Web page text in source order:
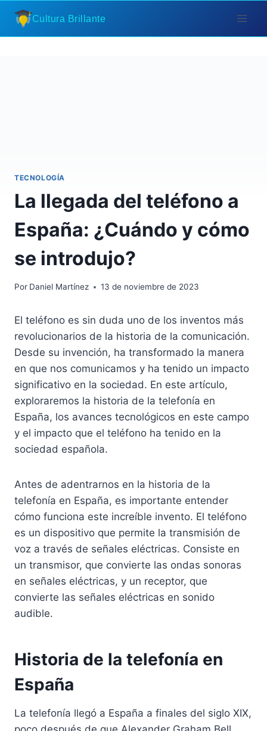
Saltar
contenido
Cultura Brillante
TECNOLOGÍA
La llegada del teléfono a
España: ¿Cuándo y cómo
se introdujo?
Por Daniel Martínez 13 de noviembre de 2023
El teléfono es sin duda uno de los inventos más
revolucionarios de la historia de la comunicación.
Desde su invención, ha transformado la manera
en que nos comunicamos y ha tenido un impacto
significativo en la sociedad. En este artículo,
exploraremos la historia de la telefonía en
España, los avances tecnológicos en este campo
y el impacto que el teléfono ha tenido en la
sociedad española.
Antes de adentrarnos en la historia de la
telefonía en España, es importante entender
cómo funciona este increíble invento. El teléfono
es un dispositivo que permite la transmisión de
voz a través de señales eléctricas. Consiste en
un transmisor, que convierte las ondas sonoras
en señales eléctricas, y un receptor, que
convierte las señales eléctricas en sonido
audible.
Historia de la telefonía en
España
La telefonía llegó a España a finales del siglo XIX,